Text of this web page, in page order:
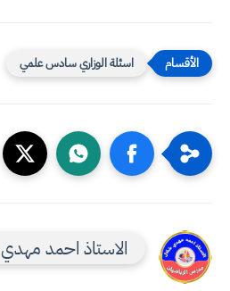
اسئلة الوزاري سادس علمي
الاستاذ احمد مهدي 1